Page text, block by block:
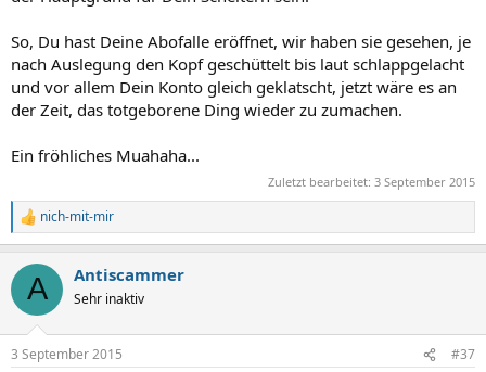
So, Du hast Deine Abofalle eröffnet, wir haben sie gesehen, je
nach Auslegung den Kopf geschüttelt bis laut schlappgelacht
und vor allem Dein Konto gleich geklatscht, jetzt wäre es an
der Zeit, das totgeborene Ding wieder zu zumachen.
Ein fröhliches Muahaha...
Zuletzt bearbeitet: 3 September 2015
R
e
k
i
e
nich-mit-mir
A Antiscammer
Sehr inaktiv
3 September 2015 #37